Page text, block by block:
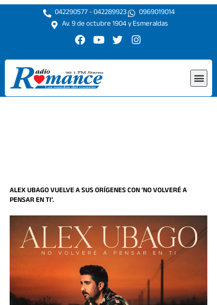
Ir
042290577 - 042289923
0969019014
Av. 9 de octubre 1904 y Esmeraldas
F
c
e
b
o
o
Y
u
t
u
b
e
T
i
r
I
s
r
ALEX UBAGO VUELVE A SUS ORÍGENES CON ‘NO VOLVERÉ A
PENSAR EN TI’.